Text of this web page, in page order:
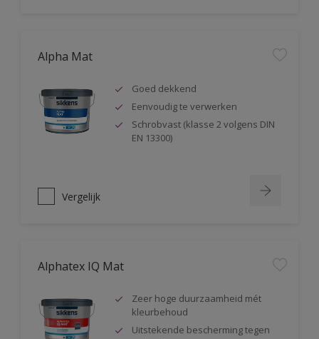
Alpha Mat
Goed dekkend
Eenvoudig te verwerken
Schrobvast (klasse 2 volgens DIN
EN 13300)
Vergelijk
Alphatex IQ Mat
Zeer hoge duurzaamheid mét
kleurbehoud
Uitstekende bescherming tegen